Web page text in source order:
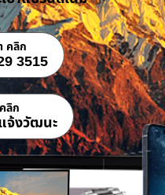
คลิก
3515
ลิก
จ้งวัฒนะ